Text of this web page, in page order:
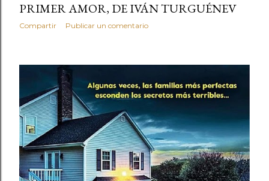
PRIMER AMOR, DE IVÁN TURGUÉNEV
Compartir Publicar un comentario